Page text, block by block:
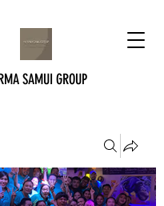
SAMUI GROUP